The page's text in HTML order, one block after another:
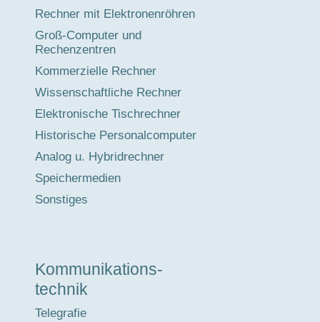
Rechner mit Elektronenröhren
Groß-Computer und
Rechenzentren
Kommerzielle Rechner
Wissenschaftliche Rechner
Elektronische Tischrechner
Historische Personalcomputer
Analog u. Hybridrechner
Speichermedien
Sonstiges
Kommunikations-
technik
Telegrafie